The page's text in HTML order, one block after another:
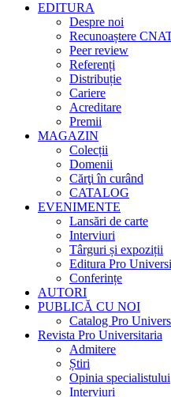
EDITURA
Despre noi
Recunoaștere
Peer review
Referenți
Distribuție
Cariere
Acreditare
Premii
MAGAZIN
Colecții
Domenii
Cărţi în curând
CATALOG
EVENIMENTE
Lansări de carte
Interviuri
Târguri și expoziții
Editura Pro
Conferințe
AUTORI
PUBLICĂ CU NOI
Catalog Pro
Revista Pro Universitaria
Admitere
Știri
Opinia specialistului
Interviuri